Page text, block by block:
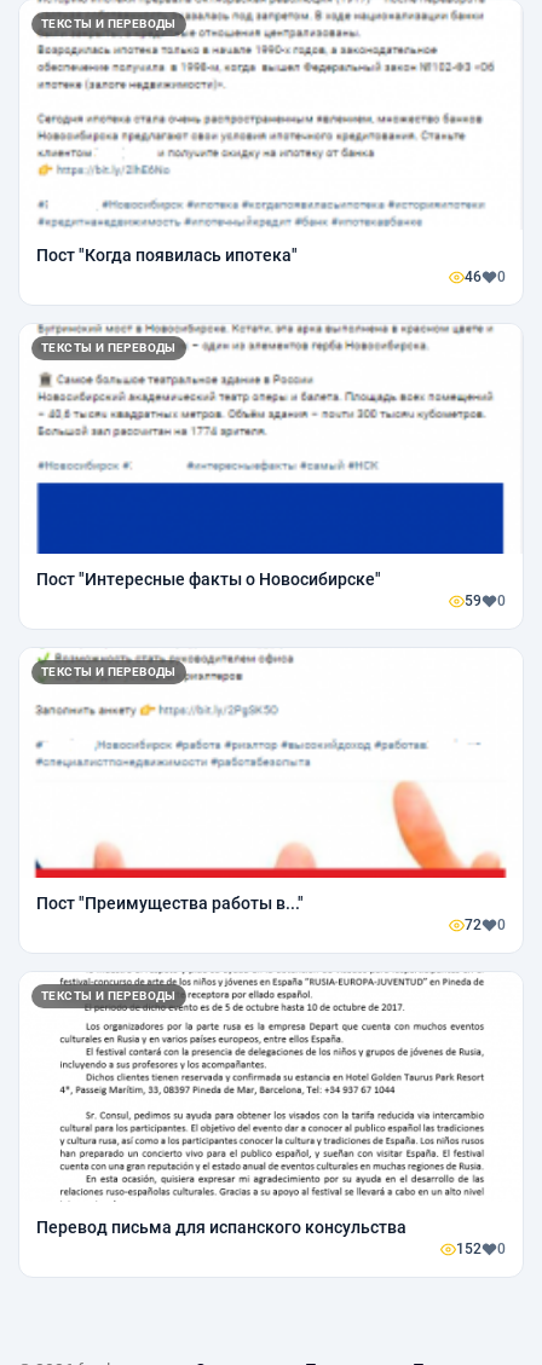
ТЕКСТЫ И ПЕРЕВОДЫ
Пост "Когда появилась ипотека"
46 0
ТЕКСТЫ И ПЕРЕВОДЫ
Пост "Интересные факты о Новосибирске"
59 0
ТЕКСТЫ И ПЕРЕВОДЫ
Пост "Преимущества работы в..."
72 0
ТЕКСТЫ И ПЕРЕВОДЫ
Перевод письма для испанского консульства
152 0